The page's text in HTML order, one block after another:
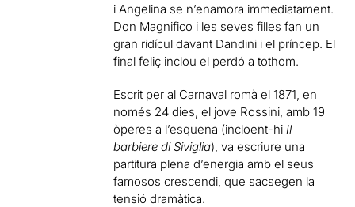
i Angelina se n’enamora immediatament.
Don Magnifico i les seves filles fan un
gran ridícul davant Dandini i el príncep. El
final feliç inclou el perdó a tothom.
Escrit per al Carnaval romà el 1871, en
només 24 dies, el jove Rossini, amb 19
òperes a l’esquena (incloent-hi Il
barbiere di Siviglia), va escriure una
partitura plena d’energia amb el seus
famosos crescendi, que sacsegen la
tensió dramàtica.